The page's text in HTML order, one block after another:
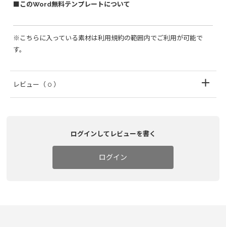
■このWord無料テンプレートについて
※こちらに入っている素材は利用規約の範囲内でご利用が可能で
す。
レビュー （ 0 ）
ログインしてレビューを書く
ログイン